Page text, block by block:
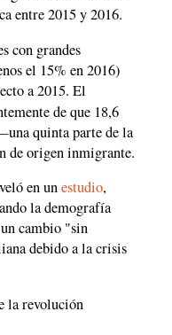
entre 2015 y 2016.
con grandes
el 15% en 2016)
a 2015. El
de que 18,6
quinta parte de la
de origen inmigrante.
en unestudio,
la demografía
cambio "sin
debido a la crisis
la revolución